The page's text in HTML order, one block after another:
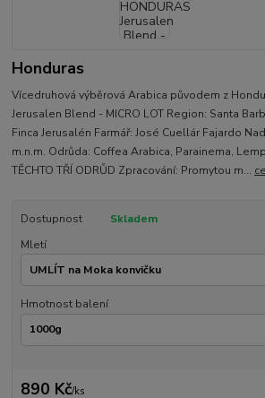
Honduras
Vícedruhová výběrová Arabica původem z
Jerusalen Blend - MICRO LOT Region: Santa
Finca Jerusalén Farmář: José Cuellár Fajardo
m.n.m. Odrůda: Coffea Arabica, Parainema,
TĚCHTO TŘÍ ODRŮD Zpracování: Promytou m...
Dostupnost
Skladem
Mletí
Hmotnost balení
890 Kč/ks